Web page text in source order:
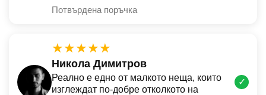
Потвърдена поръчка
★★★★★
Никола Димитров
Реално е едно от малкото неща, които
изглеждат по-добре отколкото на
✓